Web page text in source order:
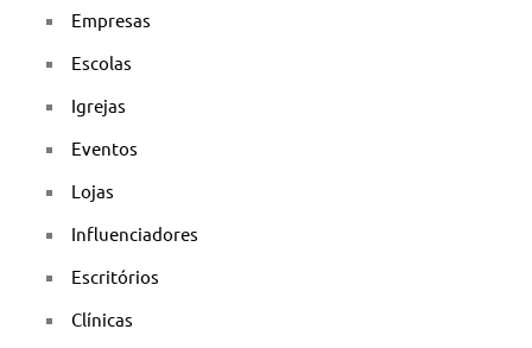
Empresas
Escolas
Igrejas
Eventos
Lojas
Influenciadores
Escritórios
Clínicas